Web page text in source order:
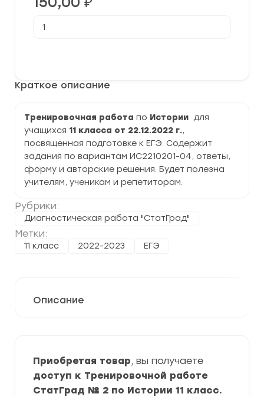
Краткое описание
Тренировочная работа по Истории для
учащихся 11 класса от 22.12.2022 г.,
посвящённая подготовке к ЕГЭ. Содержит
задания по вариантам ИС2210201-04, ответы,
форму и авторские решения. Будет полезна
учителям, ученикам и репетиторам.
Рубрики:
Диагностическая работа "СтатГрад"
Метки:
11 класс 2022-2023 ЕГЭ
товара
Истории
(ИС2210201-
04)
задания
и
ответы
Описание
Приобретая товар, вы получаете
доступ к Тренировочной работе
СтатГрад № 2 по Истории 11 класс.